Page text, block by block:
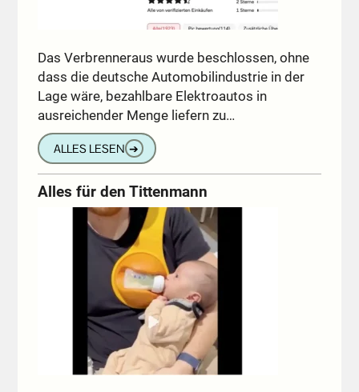
Das Verbrenneraus wurde beschlossen, ohne
dass die deutsche Automobilindustrie in der
Lage wäre, bezahlbare Elektroautos in
ausreichender Menge liefern zu…
ALLES LESEN ➔
Alles für den Tittenmann